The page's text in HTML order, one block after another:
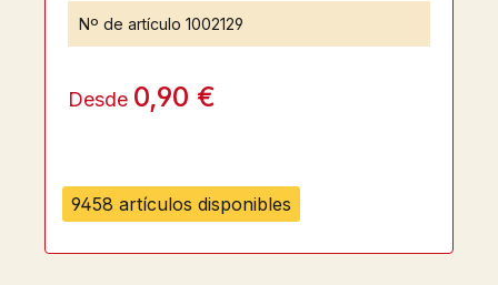
9458 artículos disponibles
Nº de artículo 1002129
Desde 0,90 €